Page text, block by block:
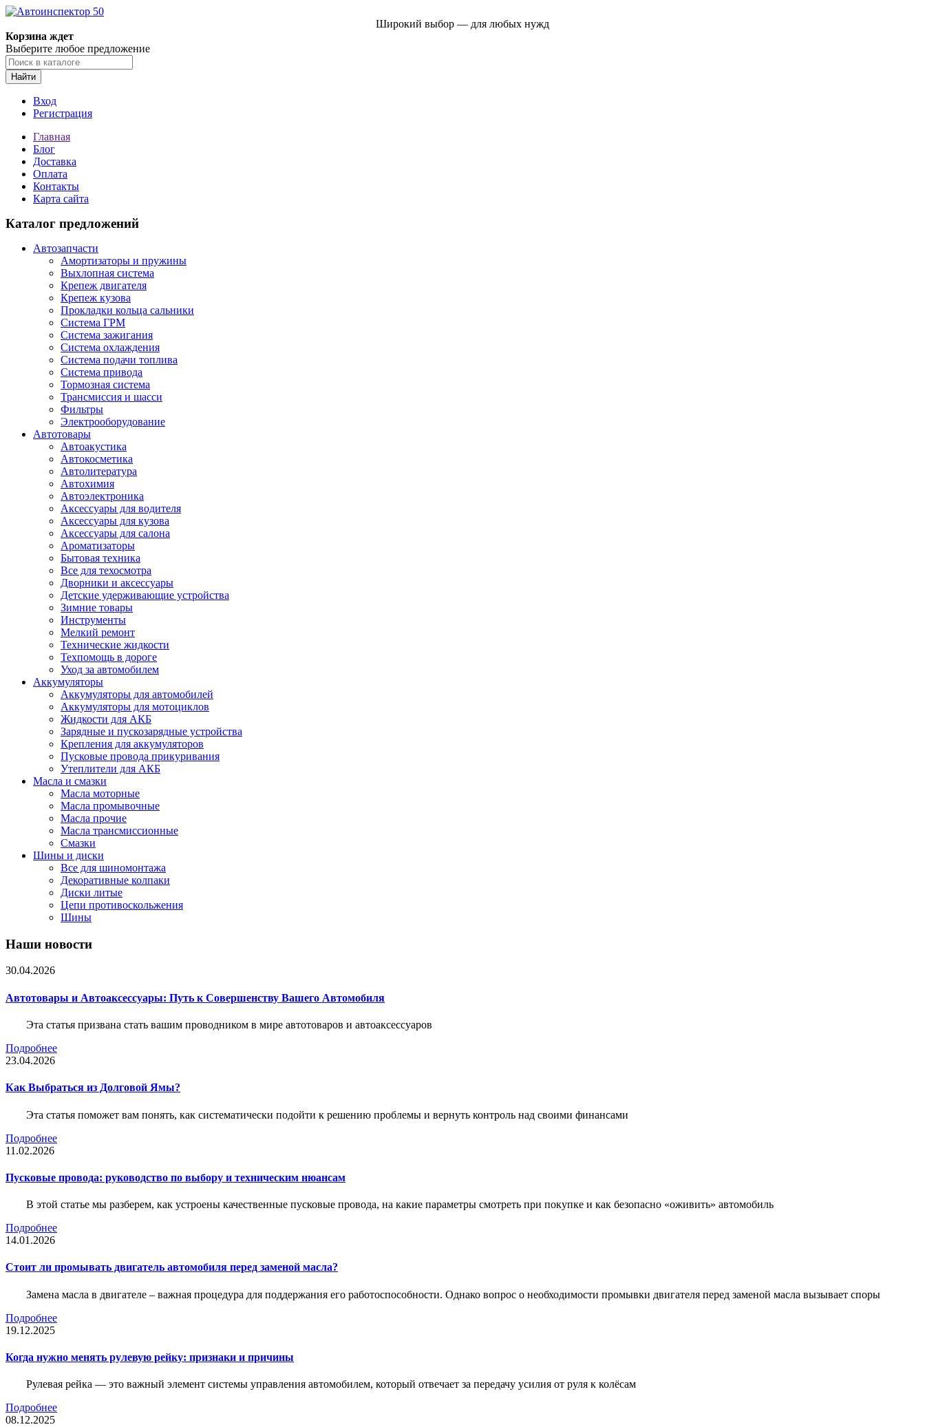
Широкий выбор — для любых нужд
Корзина ждет
Выберите любое предложение
Найти
Вход
Регистрация
Главная
Блог
Доставка
Оплата
Контакты
Карта сайта
Каталог предложений
Автозапчасти
Амортизаторы и пружины
Выхлопная система
Крепеж двигателя
Крепеж кузова
Прокладки кольца сальники
Система ГРМ
Система зажигания
Система охлаждения
Система подачи топлива
Система привода
Тормозная система
Трансмиссия и шасси
Фильтры
Электрооборудование
Автотовары
Автоакустика
Автокосметика
Автолитература
Автохимия
Автоэлектроника
Аксессуары для водителя
Аксессуары для кузова
Аксессуары для салона
Ароматизаторы
Бытовая техника
Все для техосмотра
Дворники и аксессуары
Детские удерживающие устройства
Зимние товары
Инструменты
Мелкий ремонт
Технические жидкости
Техпомощь в дороге
Уход за автомобилем
Аккумуляторы
Аккумуляторы для автомобилей
Аккумуляторы для мотоциклов
Жидкости для АКБ
Зарядные и пускозарядные устройства
Крепления для аккумуляторов
Пусковые провода прикуривания
Утеплители для АКБ
Масла и смазки
Масла моторные
Масла промывочные
Масла прочие
Масла трансмиссионные
Смазки
Шины и диски
Все для шиномонтажа
Декоративные колпаки
Диски литые
Цепи противоскольжения
Шины
Наши новости
30.04.2026
Автотовары и Автоаксессуары: Путь к Совершенству Вашего Автомобиля
Эта статья призвана стать вашим проводником в мире автотоваров и автоаксессуаров
Подробнее
23.04.2026
Как Выбраться из Долговой Ямы?
Эта статья поможет вам понять, как систематически подойти к решению проблемы и вернуть контроль над своими финансами
Подробнее
11.02.2026
Пусковые провода: руководство по выбору и техническим нюансам
В этой статье мы разберем, как устроены качественные пусковые провода, на какие параметры смотреть при покупке и как безопасно «оживить» автомобиль
Подробнее
14.01.2026
Стоит ли промывать двигатель автомобиля перед заменой масла?
Замена масла в двигателе – важная процедура для поддержания его работоспособности. Однако вопрос о необходимости промывки двигателя перед заменой масла вызывает споры
Подробнее
19.12.2025
Когда нужно менять рулевую рейку: признаки и причины
Рулевая рейка — это важный элемент системы управления автомобилем, который отвечает за передачу усилия от руля к колёсам
Подробнее
08.12.2025